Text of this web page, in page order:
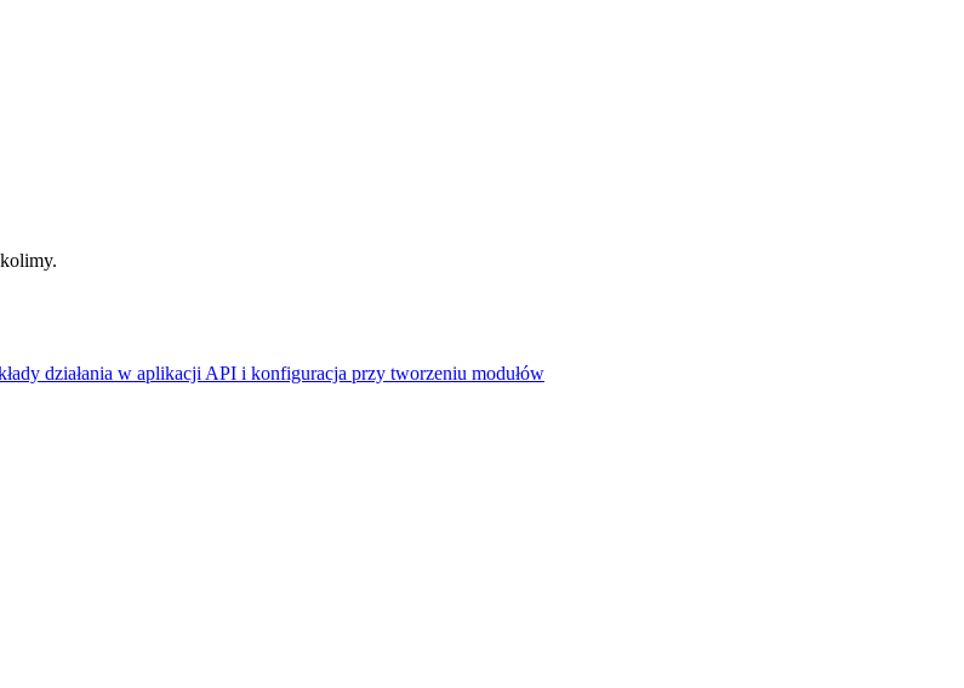
działania w aplikacji API i konfiguracja przy tworzeniu modułów